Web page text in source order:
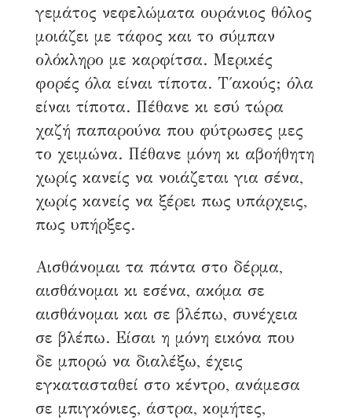
γεμάτος νεφελώματα ουράνιος θόλος
μοιάζει με τάφος και το σύμπαν
ολόκληρο με καρφίτσα. Μερικές
φορές όλα είναι τίποτα. Τ΄ακούς; όλα
είναι τίποτα. Πέθανε κι εσύ τώρα
χαζή παπαρούνα που φύτρωσες μες
το χειμώνα. Πέθανε μόνη κι αβοήθητη
χωρίς κανείς να νοιάζεται για σένα,
χωρίς κανείς να ξέρει πως υπάρχεις,
πως υπήρξες.
Αισθάνομαι τα πάντα στο δέρμα,
αισθάνομαι κι εσένα, ακόμα σε
αισθάνομαι και σε βλέπω, συνέχεια
σε βλέπω. Είσαι η μόνη εικόνα που
δε μπορώ να διαλέξω, έχεις
εγκατασταθεί στο κέντρο, ανάμεσα
σε μπιγκόνιες, άστρα, κομήτες,